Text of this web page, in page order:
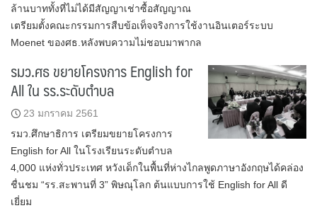
ล้านบาททั้งที่ไม่ได้มีสัญญาเช่าซื้อสัญญาณ
เตรียมตั้งคณะกรรมการสืบข้อเท็จจริงการใช้งานอินเตอร์ระบบ
Moenet ของศธ.หลังพบความไม่ชอบมาพากล
รมว.ศธ ขยายโครงการ English for
All ใน รร.ระดับตำบล
23 มกราคม 2561
รมว.ศึกษาธิการ เตรียมขยายโครงการ
English for All ในโรงเรียนระดับตำบล
4,000 แห่งทั่วประเทศ หวังเด็กในพื้นที่ห่างไกลพูดภาษาอังกฤษได้คล่อง
ชื่นชม “รร.สะพานที่ 3” พิษณุโลก ต้นแบบการใช้ English for All ดี
เยี่ยม